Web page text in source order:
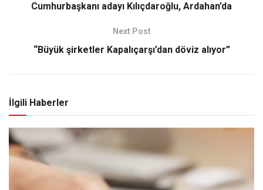
Cumhurbaşkanı adayı Kılıçdaroğlu, Ardahan’da
Next Post
“Büyük şirketler Kapalıçarşı’dan döviz alıyor”
İlgili Haberler